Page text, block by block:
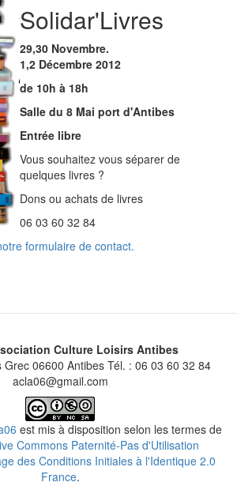
Solidar'Livres
29,30 Novembre.
1,2 Décembre 2012
de 10h à 18h
Salle du 8 Mai port d'Antibes
Entrée libre
Vous souhaitez vous séparer de
quelques livres ?
Dons ou achats de livres
06 03 60 32 84
formulaire de contact.
Culture Loisirs Antibes
Grec 06600 Antibes Tél. : 06 03 60 32 84
acla06@gmail.com
est mis à disposition selon les termes de
Commons Paternité-Pas d'Utilisation
des Conditions Initiales à l'Identique 2.0
France.